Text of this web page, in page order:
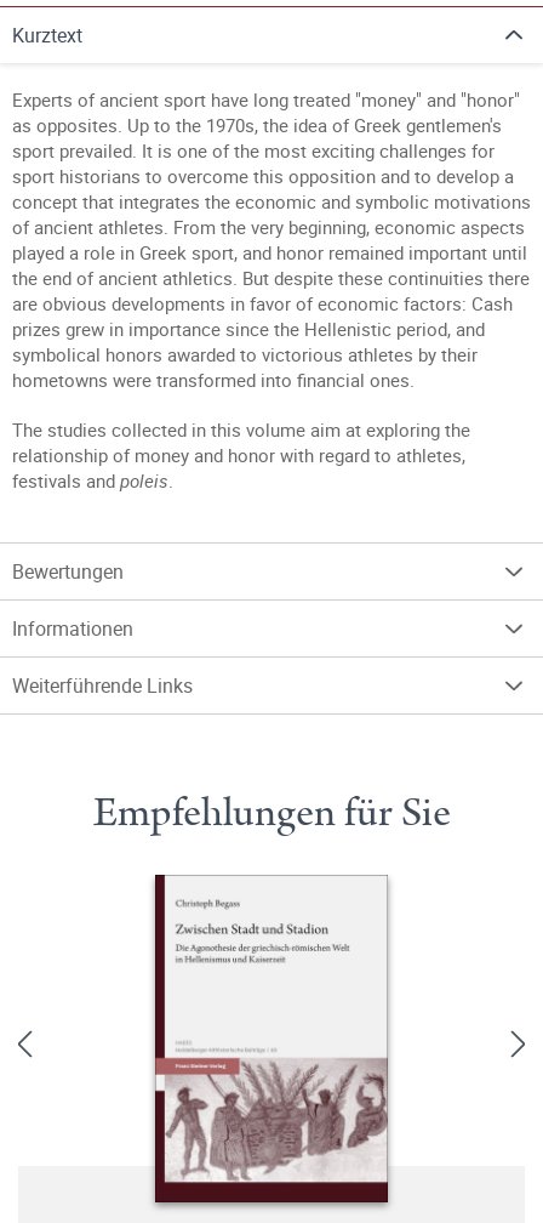
Kurztext
Experts of ancient sport have long treated "money" and "honor"
as opposites. Up to the 1970s, the idea of Greek gentlemen's
sport prevailed. It is one of the most exciting challenges for
sport historians to overcome this opposition and to develop a
concept that integrates the economic and symbolic motivations
of ancient athletes. From the very beginning, economic aspects
played a role in Greek sport, and honor remained important until
the end of ancient athletics. But despite these continuities there
are obvious developments in favor of economic factors: Cash
prizes grew in importance since the Hellenistic period, and
symbolical honors awarded to victorious athletes by their
hometowns were transformed into financial ones.
The studies collected in this volume aim at exploring the
relationship of money and honor with regard to athletes,
festivals and poleis.
Bewertungen
Informationen
Weiterführende Links
Empfehlungen für Sie